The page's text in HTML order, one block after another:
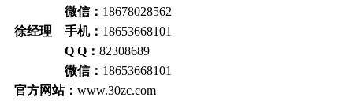
微信： 18678028562
徐经理 手机： 18653668101
Q Q： 82308689
微信： 18653668101
官方网站： www.30zc.com